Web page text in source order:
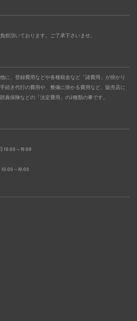
担頂いております。ご了承下さいませ。
に、登録費用などや各種税金など「諸費用」が掛かり
続き代行の費用や、整備に掛かる費用など、販売店に
責保険などの「法定費用」の2種類の事です。
10:00～19:00
～19:00